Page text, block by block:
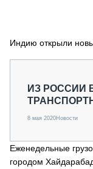
СПЕЦПРОЕКТЫ
О ПРОЕКТЕ
Индию открыли
ИЗ РОССИИ
8 мая 2020Новости
Еженедельные
городом